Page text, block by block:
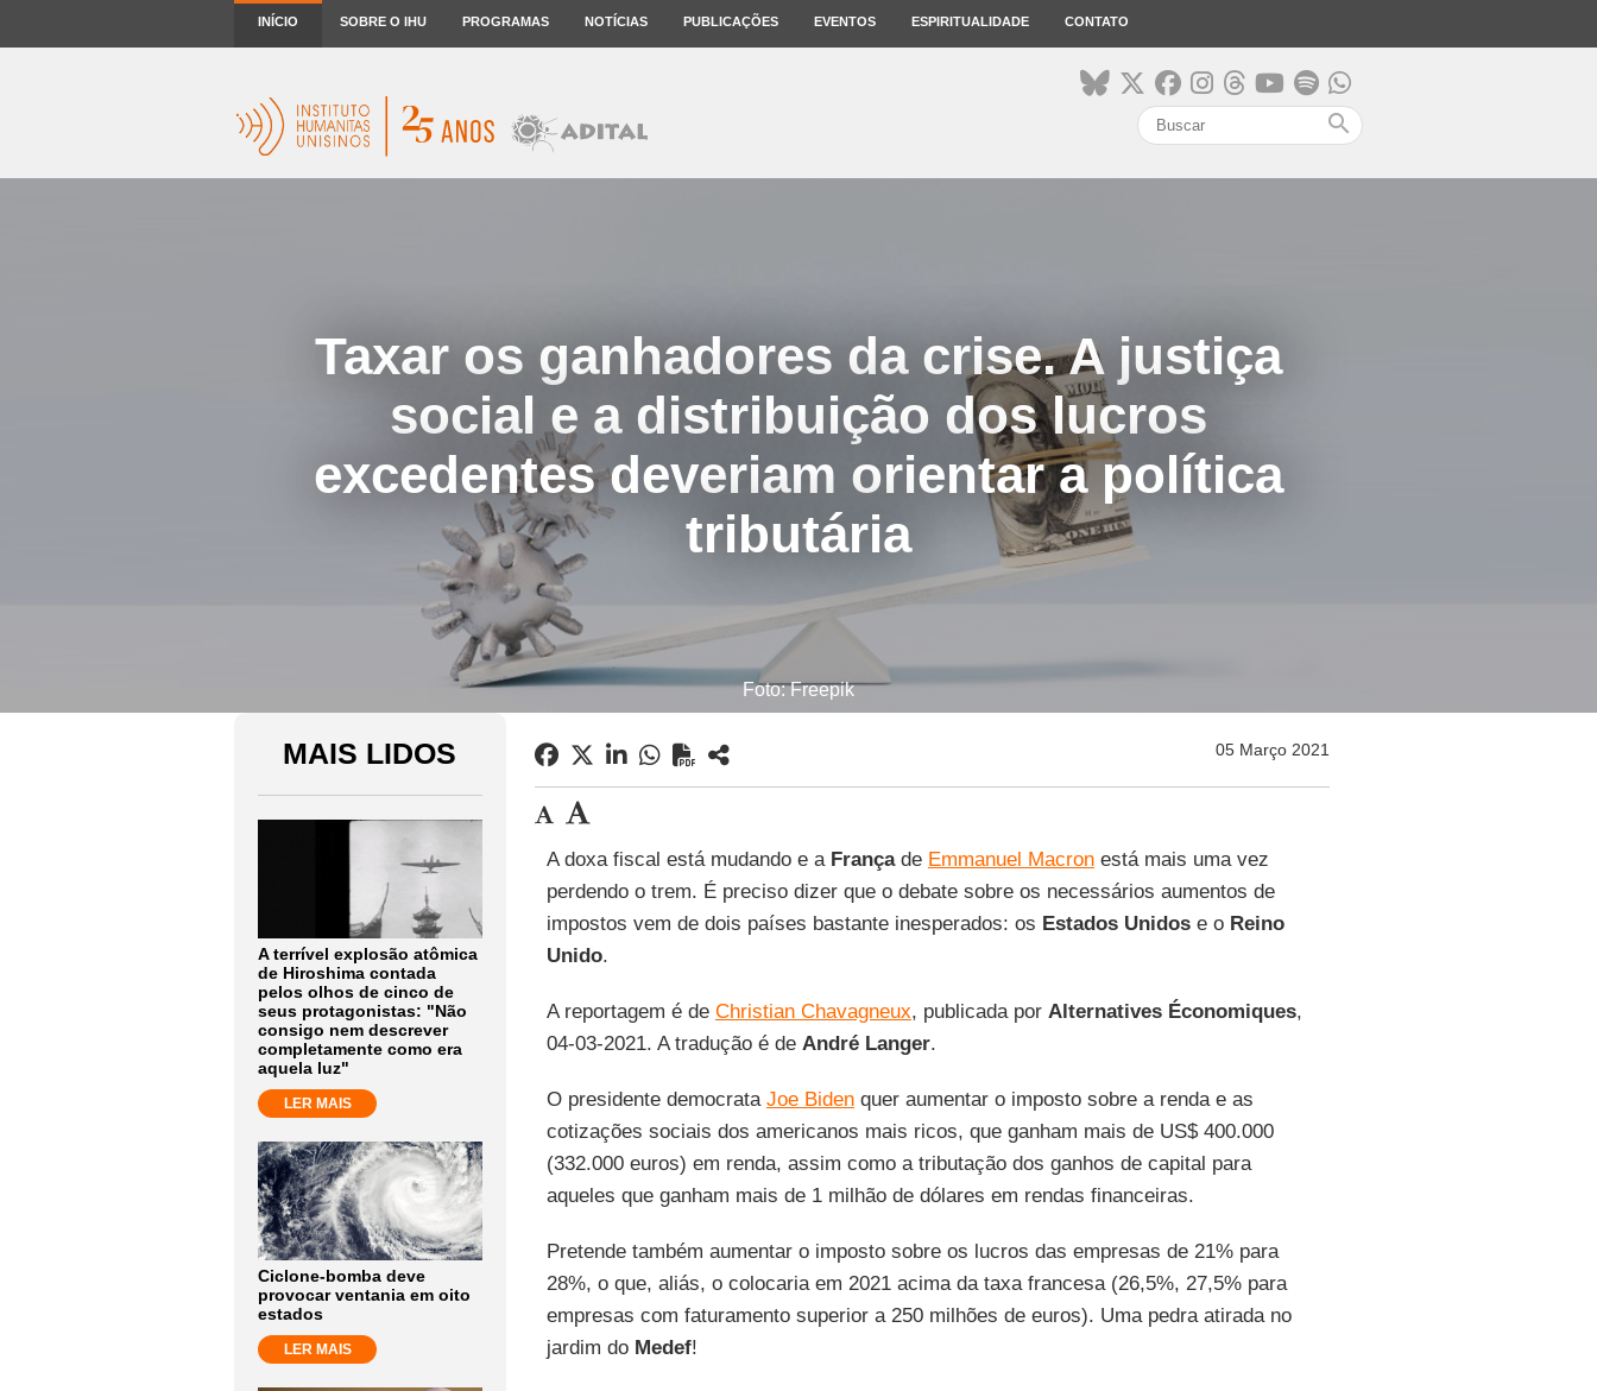
INÍCIO SOBRE O IHU PROGRAMAS NOTÍCIAS PUBLICAÇÕES EVENTOS ESPIRITUALIDADE CONTATO
search
Taxar os ganhadores da crise. A justiça
social e a distribuição dos lucros
excedentes deveriam orientar a política
tributária
Foto: Freepik
MAIS LIDOS
A terrível explosão atômica
de Hiroshima contada
pelos olhos de cinco de
seus protagonistas: "Não
consigo nem descrever
completamente como era
aquela luz"
LER MAIS
Ciclone-bomba deve
provocar ventania em oito
estados
LER MAIS
05 Março 2021
A doxa fiscal está mudando e a Françade Emmanuel Macronestá mais uma vez
perdendo o trem. É preciso dizer que o debate sobre os necessários aumentos de
impostos vem de dois países bastante inesperados: os Estados Unidose o Reino
Unido.
A reportagem é de Christian Chavagneux, publicada por Alternatives Économiques,
04-03-2021. A tradução é de André Langer.
O presidente democrata Joe Bidenquer aumentar o imposto sobre a renda e as
cotizações sociais dos americanos mais ricos, que ganham mais de US$ 400.000
(332.000 euros) em renda, assim como a tributação dos ganhos de capital para
aqueles que ganham mais de 1 milhão de dólares em rendas financeiras.
Pretende também aumentar o imposto sobre os lucros das empresas de 21% para
28%, o que, aliás, o colocaria em 2021 acima da taxa francesa (26,5%, 27,5% para
empresas com faturamento superior a 250 milhões de euros). Uma pedra atirada no
jardim do Medef!